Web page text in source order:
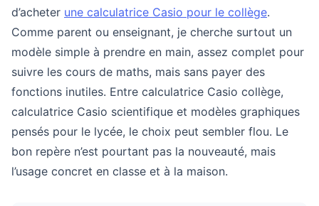
d’acheter une calculatrice Casio pour le collège.
Comme parent ou enseignant, je cherche surtout un
modèle simple à prendre en main, assez complet pour
suivre les cours de maths, mais sans payer des
fonctions inutiles. Entre calculatrice Casio collège,
calculatrice Casio scientifique et modèles graphiques
pensés pour le lycée, le choix peut sembler flou. Le
bon repère n’est pourtant pas la nouveauté, mais
l’usage concret en classe et à la maison.